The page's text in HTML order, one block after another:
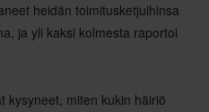
heidän toimitusketjuihinsa
ja yli kaksi kolmesta raportoi
kysyneet, miten kukin häiriö